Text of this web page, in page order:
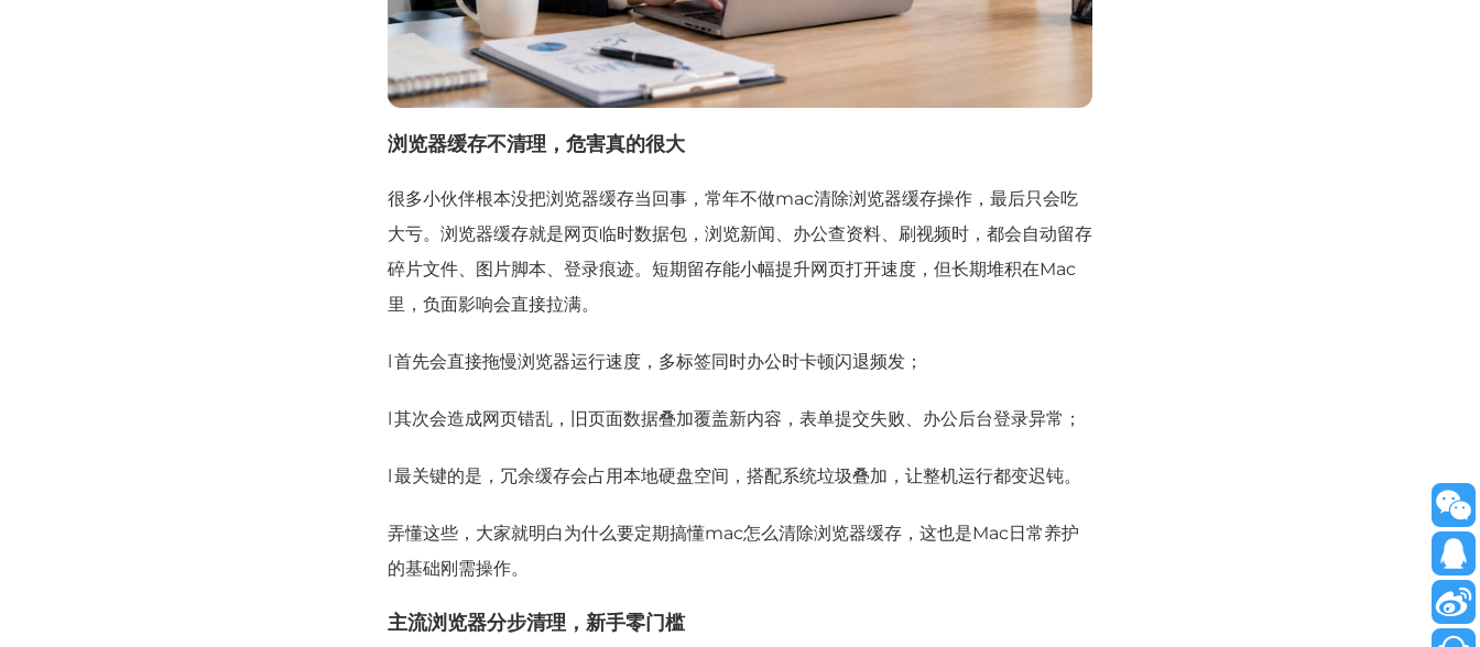
浏览器缓存不清理，危害真的很大
很多小伙伴根本没把浏览器缓存当回事，常年不做mac清除浏览器缓存操作，最后只会吃
大亏。浏览器缓存就是网页临时数据包，浏览新闻、办公查资料、刷视频时，都会自动留存
碎片文件、图片脚本、登录痕迹。短期留存能小幅提升网页打开速度，但长期堆积在Mac
里，负面影响会直接拉满。
l首先会直接拖慢浏览器运行速度，多标签同时办公时卡顿闪退频发；
l其次会造成网页错乱，旧页面数据叠加覆盖新内容，表单提交失败、办公后台登录异常；
l最关键的是，冗余缓存会占用本地硬盘空间，搭配系统垃圾叠加，让整机运行都变迟钝。
弄懂这些，大家就明白为什么要定期搞懂mac怎么清除浏览器缓存，这也是Mac日常养护
的基础刚需操作。
主流浏览器分步清理，新手零门槛